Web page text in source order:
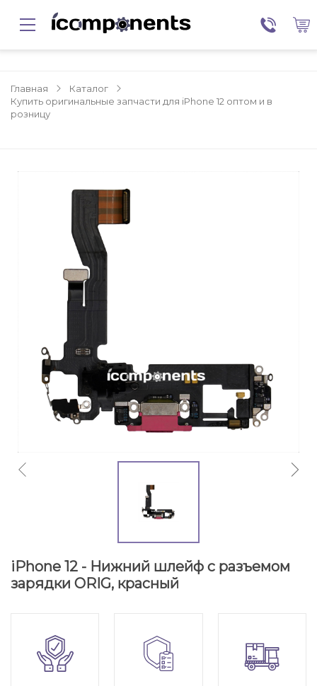
Главная
Каталог
Купить оригинальные запчасти для iPhone 12 оптом и в
розницу
iPhone 12 - Нижний шлейф с разъемом
зарядки ORIG, красный